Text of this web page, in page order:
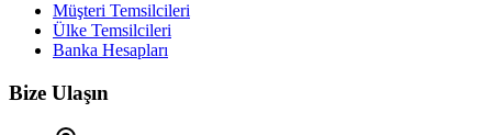
Müşteri Temsilcileri
Ülke Temsilcileri
Banka Hesapları
Bize Ulaşın